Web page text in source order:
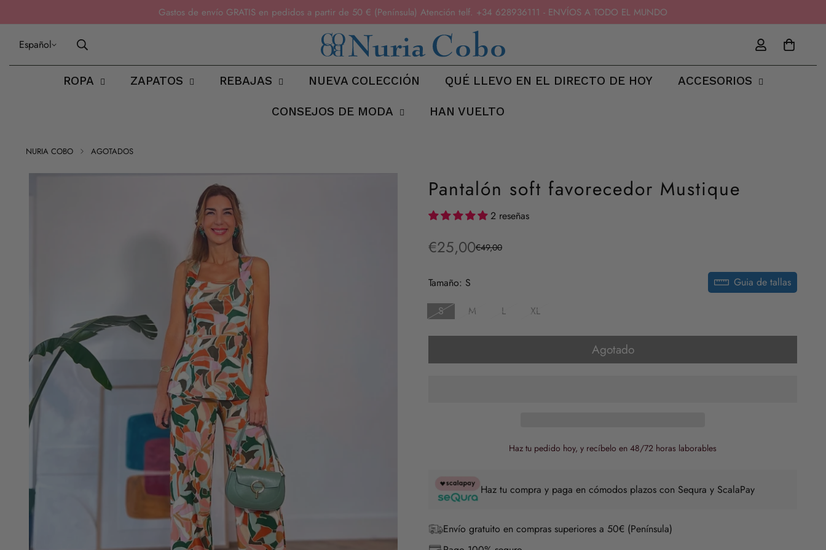
Gastos de envío GRATIS en pedidos a partir de 50 € (Península) Atención telf. +34 628936111 - ENVÍOS A TODO EL MUNDO
Español
ROPA ZAPATOS REBAJAS NUEVA COLECCIÓN QUÉ LLEVO EN EL DIRECTO DE HOY ACCESORIOS
CONSEJOS DE MODA HAN VUELTO
NURIA COBO AGOTADOS
Pantalón soft favorecedor Mustique
2 reseñas
Precio
venta
€25,00
Precio
€49,00
Tamaño: S Guia de tallas
S M L XL
Agotado
Haz tu pedido hoy, y recíbelo en 48/72 horas laborables
Haz tu compra y paga en cómodos plazos con Sequra y ScalaPay
Envío gratuito en compras superiores a 50€ (Península)